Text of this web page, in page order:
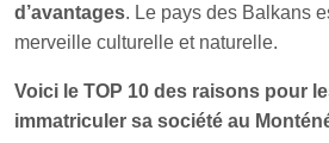
d’avantages. Le pays des Balkans
merveille culturelle et naturelle.
Voici le TOP 10 des raisons pour
immatriculer sa société au